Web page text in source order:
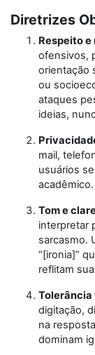
Diretrizes
Respeito
ofensivos,
orientação
ou
ataques
ideias,
mail,
usuários
acadêmico.
Tom e
interpretar
sarcasmo.
“[ironia]”
reflitam
digitação,
na
dominam